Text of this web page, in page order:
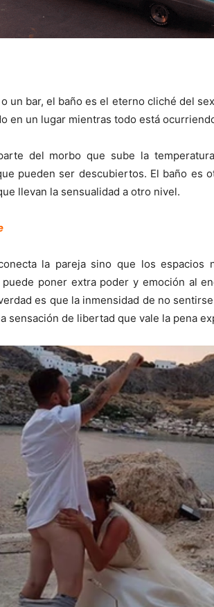
un bar, el baño es el eterno cliché del
en un lugar mientras todo está
del morbo que sube la
pueden ser descubiertos. El baño es
llevan la sensualidad a otro nivel.
la pareja sino que los espacios
poner extra poder y emoción al
es que la inmensidad de no
sensación de libertad que vale la pena